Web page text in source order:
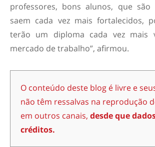
professores, bons alunos, que são
saem cada vez mais fortalecidos,
terão um diploma cada vez mais
mercado de trabalho”, afirmou.
O conteúdo deste blog é livre e
não têm ressalvas na reprodução
em outros canais, desde que
créditos.